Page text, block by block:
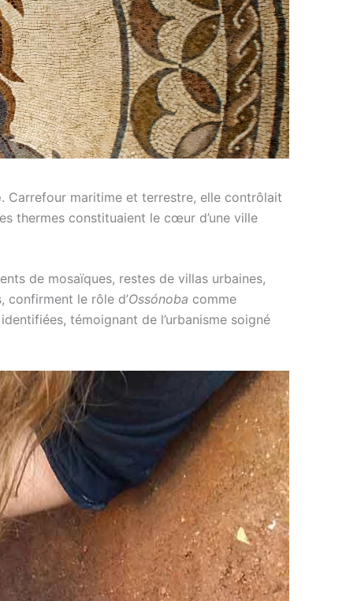
. Carrefour maritime et terrestre, elle contrôlait
thermes constituaient le cœur d’une ville
de mosaïques, restes de villas urbaines,
confirment le rôle d’Ossónoba comme
témoignant de l’urbanisme soigné